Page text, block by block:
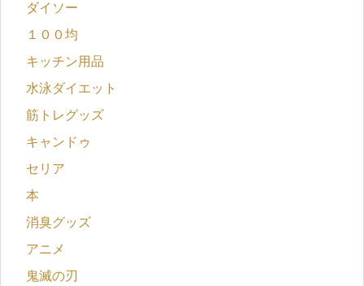
ダイソー
１００均
キッチン用品
水泳ダイエット
筋トレグッズ
キャンドゥ
セリア
本
消臭グッズ
アニメ
鬼滅の刃